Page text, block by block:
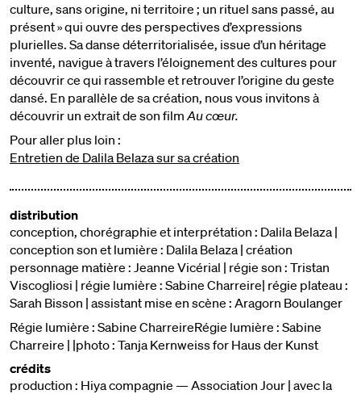
culture, sans origine, ni territoire ; un rituel sans passé, au
présent » qui ouvre des perspectives d’expressions
plurielles. Sa danse déterritorialisée, issue d’un héritage
inventé, navigue à travers l’éloignement des cultures pour
découvrir ce qui rassemble et retrouver l’origine du geste
dansé. En parallèle de sa création, nous vous invitons à
découvrir un extrait de son filmAu cœur.
Pour aller plus loin :
Entretien de Dalila Belaza sur sa création
distribution
conception, chorégraphie et interprétation : Dalila Belaza |
conception son et lumière : Dalila Belaza | création
personnage matière : Jeanne Vicérial | régie son : Tristan
Viscogliosi | régie lumière : Sabine Charreire| régie plateau :
Sarah Bisson | assistant mise en scène : Aragorn Boulanger
Régie lumière : Sabine CharreireRégie lumière : Sabine
Charreire | |photo : Tanja Kernweiss for Haus der Kunst
crédits
production : Hiya compagnie — Association Jour | avec la